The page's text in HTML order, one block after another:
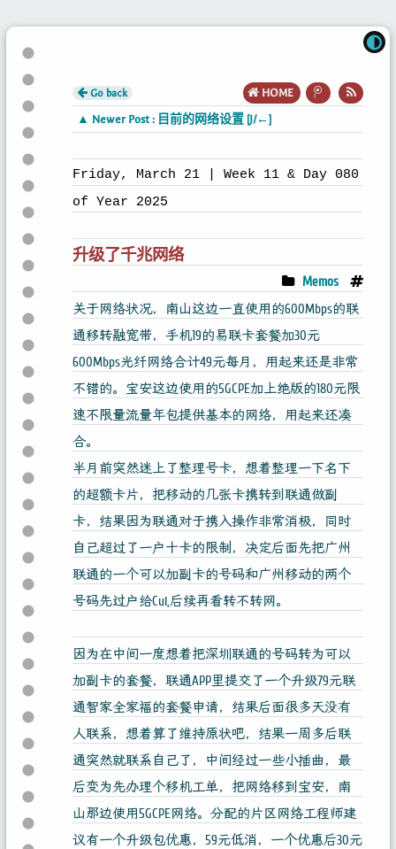
HOME
Go back
▲ Newer Post : 目前的网络设置 [J/←]
Friday, March 21 | Week 11 & Day 080
of Year 2025
升级了千兆网络
Memos
关于网络状况，南山这边一直使用的600Mbps的联
通移转融宽带，手机19的易联卡套餐加30元
600Mbps光纤网络合计49元每月，用起来还是非常
不错的。宝安这边使用的5GCPE加上绝版的180元限
速不限量流量年包提供基本的网络，用起来还凑
合。
半月前突然迷上了整理号卡，想着整理一下名下
的超额卡片，把移动的几张卡携转到联通做副
卡，结果因为联通对于携入操作非常消极，同时
自己超过了一户十卡的限制，决定后面先把广州
联通的一个可以加副卡的号码和广州移动的两个
号码先过户给Cui,后续再看转不转网。
因为在中间一度想着把深圳联通的号码转为可以
加副卡的套餐，联通APP里提交了一个升级79元联
通智家全家福的套餐申请，结果后面很多天没有
人联系，想着算了维持原状吧，结果一周多后联
通突然就联系自己了，中间经过一些小插曲，最
后变为先办理个移机工单，把网络移到宝安，南
山那边使用5GCPE网络。分配的片区网络工程师建
议有一个升级包优惠，59元低消，一个优惠后30元